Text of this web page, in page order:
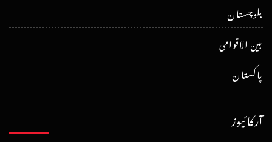
بلوچستان
بین الاقوامی
پاکستان
آرکائیوز